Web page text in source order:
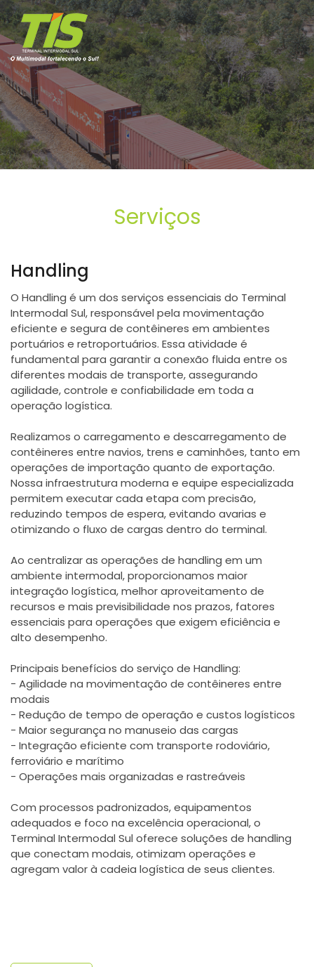
Serviços
Handling
O Handling é um dos serviços essenciais do Terminal
Intermodal Sul, responsável pela movimentação
eficiente e segura de contêineres em ambientes
portuários e retroportuários. Essa atividade é
fundamental para garantir a conexão fluida entre os
diferentes modais de transporte, assegurando
agilidade, controle e confiabilidade em toda a
operação logística.
Realizamos o carregamento e descarregamento de
contêineres entre navios, trens e caminhões, tanto em
operações de importação quanto de exportação.
Nossa infraestrutura moderna e equipe especializada
permitem executar cada etapa com precisão,
reduzindo tempos de espera, evitando avarias e
otimizando o fluxo de cargas dentro do terminal.
Ao centralizar as operações de handling em um
ambiente intermodal, proporcionamos maior
integração logística, melhor aproveitamento de
recursos e mais previsibilidade nos prazos, fatores
essenciais para operações que exigem eficiência e
alto desempenho.
Principais benefícios do serviço de Handling:
- Agilidade na movimentação de contêineres entre
modais
- Redução de tempo de operação e custos logísticos
- Maior segurança no manuseio das cargas
- Integração eficiente com transporte rodoviário,
ferroviário e marítimo
- Operações mais organizadas e rastreáveis
Com processos padronizados, equipamentos
adequados e foco na excelência operacional, o
Terminal Intermodal Sul oferece soluções de handling
que conectam modais, otimizam operações e
agregam valor à cadeia logística de seus clientes.